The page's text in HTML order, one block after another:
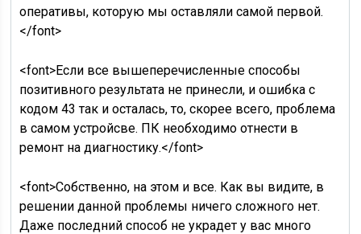
оперативы, которую мы оставляли самой первой.
</font>
<font>Если все вышеперечисленные способы
позитивного результата не принесли, и ошибка с
кодом 43 так и осталась, то, скорее всего, проблема
в самом устройсве. ПК необходимо отнести в
ремонт на диагностику.</font>
<font>Собственно, на этом и все. Как вы видите, в
решении данной проблемы ничего сложного нет.
Даже последний способ не украдет у вас много